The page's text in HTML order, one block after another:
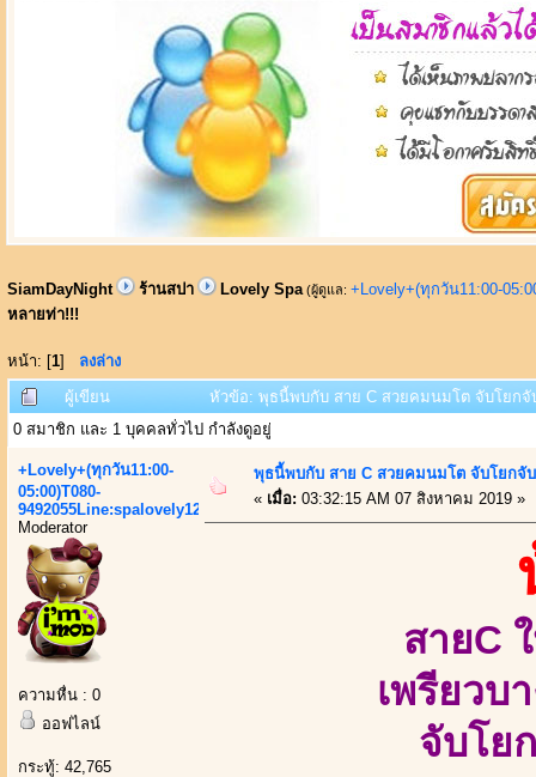
SiamDayNight ร้านสปา Lovely Spa (ผู้ดูแล: +Lovely+(ทุกวัน11:00-
หลายท่า!!!
หน้า: [1] ลงล่าง
ผู้เขียน
หัวข้อ: พุธนี้พบกับ สาย C สวยคมนมโต จับโยกจั
0 สมาชิก และ 1 บุคคลทั่วไป กำลังดูอยู่
+Lovely+(ทุกวัน11:00-
05:00)T080-
9492055Line:spalovely123
Moderator
ความหื่น : 0
ออฟไลน์
กระทู้: 42,765
พุธนี้พบกับ สาย C สวยคมนมโต จับโยกจั
« เมื่อ: 03:32:15 AM 07 สิงหาคม 2019 »
สายC
เพรียวบ
จับโย